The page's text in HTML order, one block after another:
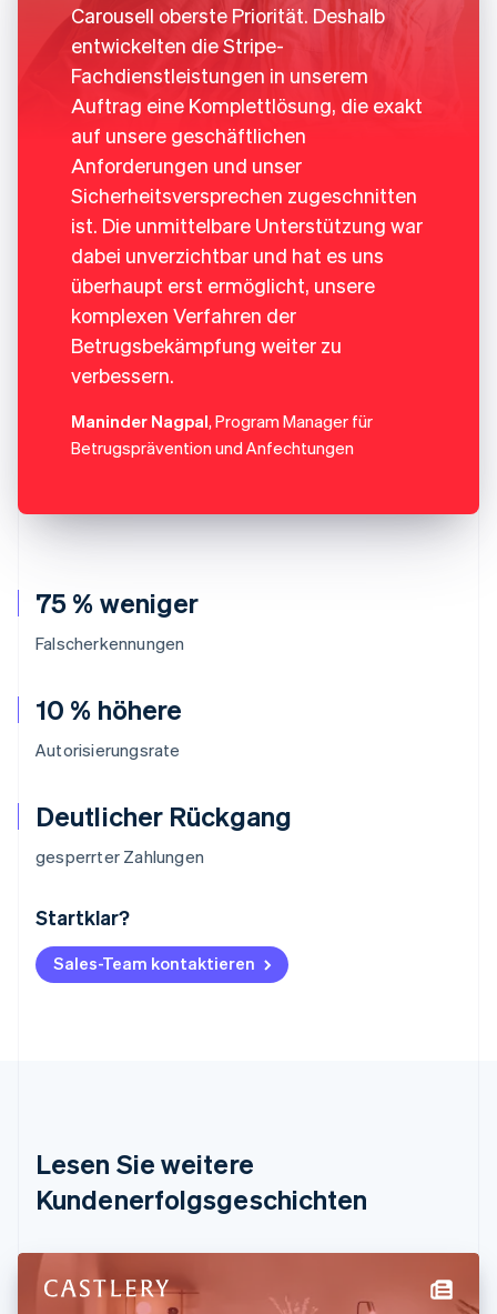
75 % weniger
Falscherkennungen
10 % höhere
Autorisierungsrate
Deutlicher Rückgang
gesperrter Zahlungen
Startklar?
Sales-Team kontaktieren
Carousell oberste Priorität. Deshalb
entwickelten die Stripe-
Fachdienstleistungen in unserem
Auftrag eine Komplettlösung, die exakt
auf unsere geschäftlichen
Anforderungen und unser
Sicherheitsversprechen zugeschnitten
ist. Die unmittelbare Unterstützung war
dabei unverzichtbar und hat es uns
überhaupt erst ermöglicht, unsere
komplexen Verfahren der
Betrugsbekämpfung weiter zu
verbessern.
Maninder Nagpal, Program Manager für
Betrugsprävention und Anfechtungen
Lesen Sie weitere
Kundenerfolgsgeschichten
Australien
Belgien
NederlandsFrançaisDeutschEnglish
DeutschEnglish
English
简体中文English
EnglishSvenska